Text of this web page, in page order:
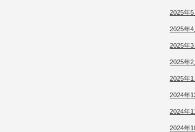
2025年5
2025年4
2025年3
2025年2
2025年1
2024年
2024年
2024年